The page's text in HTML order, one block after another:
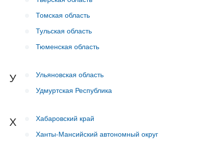
Томская область
Тульская область
Тюменская область
У
Ульяновская область
Удмуртская Республика
Х
Хабаровский край
Ханты-Мансийский автономный округ